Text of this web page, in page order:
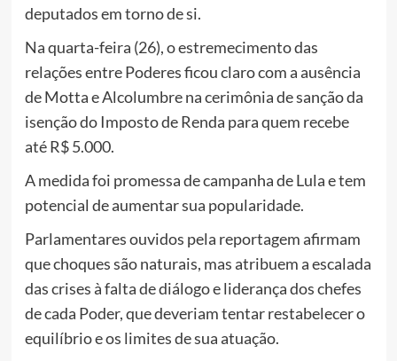
deputados em torno de si.
Na quarta-feira (26), o estremecimento das
relações entre Poderes ficou claro com a ausência
de Motta e Alcolumbre na cerimônia de sanção da
isenção do Imposto de Renda para quem recebe
até R$ 5.000.
A medida foi promessa de campanha de Lula e tem
potencial de aumentar sua popularidade.
Parlamentares ouvidos pela reportagem afirmam
que choques são naturais, mas atribuem a escalada
das crises à falta de diálogo e liderança dos chefes
de cada Poder, que deveriam tentar restabelecer o
equilíbrio e os limites de sua atuação.